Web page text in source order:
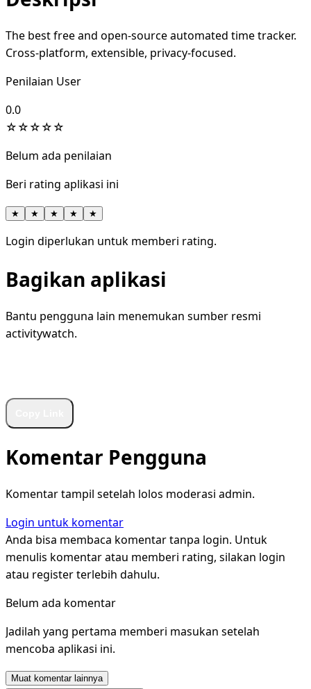
The best free and open-source automated time tracker.
Cross-platform, extensible, privacy-focused.
Penilaian User
0.0
☆☆☆☆☆
Belum ada penilaian
Beri rating aplikasi ini
★ ★ ★ ★ ★
Login diperlukan untuk memberi rating.
Bagikan aplikasi
Bantu pengguna lain menemukan sumber resmi
activitywatch.
Komentar Pengguna
Komentar tampil setelah lolos moderasi admin.
Login untuk komentar
Anda bisa membaca komentar tanpa login. Untuk
menulis komentar atau memberi rating, silakan login
atau register terlebih dahulu.
Belum ada komentar
Jadilah yang pertama memberi masukan setelah
mencoba aplikasi ini.
Muat komentar lainnya